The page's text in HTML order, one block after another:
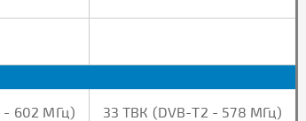
- 602 МГц) 33 ТВК (DVB-Т2 - 578 МГц)